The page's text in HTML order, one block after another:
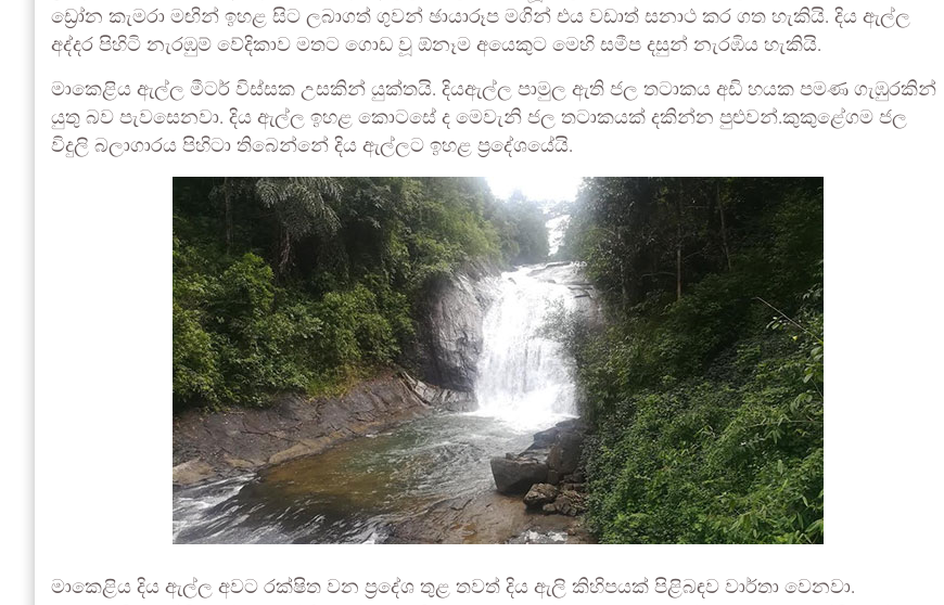
ඩ්‍රෝන කැමරා මඟින් ඉහළ සිට ලබාගත් ගුවන් ඡායාරූප මගින් එය වඩාත් සනාථ කර ගත හැකියි. දිය ඇල්ල
අද්දර පිහිටි නැරඹුම් වේදිකාව මතට ගොඩ වූ ඕනෑම අයෙකුට මෙහි සමීප දසුන් නැරඹිය හැකියි.
මාකෙළිය ඇල්ල මීටර් විස්සක උසකින් යුක්තයි. දියඇල්ල පාමුල ඇති ජල තටාකය අඩි හයක පමණ ගැඹුරකින්
යුතු බව පැවසෙනවා. දිය ඇල්ල ඉහළ කොටසේ ද මෙවැනි ජල තටාකයක් දකින්න පුළුවන්.කුකුළේගම ජල
විදුලි බලාගාරය පිහිටා තිබෙන්නේ දිය ඇල්ලට ඉහළ ප්‍රදේශයේයි.
මාකෙළිය දිය ඇල්ල අවට රක්ෂිත වන ප්‍රදේශ තුළ තවත් දිය ඇලි කිහිපයක් පිළිබඳව වාර්තා වෙනවා.